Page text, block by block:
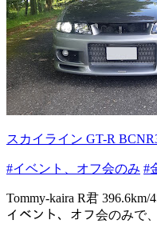
スカイライン GT-R
#イベント、オフ会のみ #
Tommy-kaira R君 396.6km/
イベント、オフ会のみで